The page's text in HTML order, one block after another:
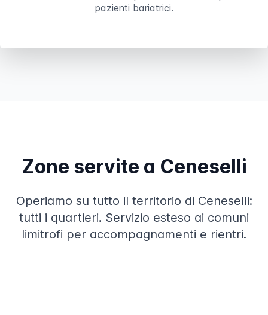
pazienti bariatrici.
Zone servite a Ceneselli
Operiamo su tutto il territorio di Ceneselli:
tutti i quartieri. Servizio esteso ai comuni
limitrofi per accompagnamenti e rientri.